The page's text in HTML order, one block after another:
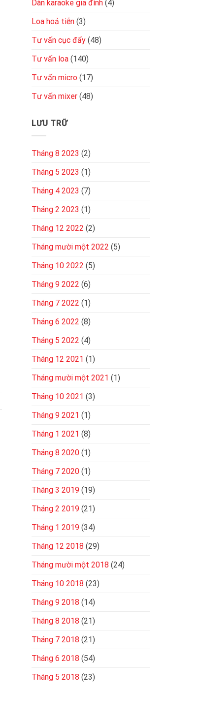
Dàn karaoke gia đình (4)
Loa hoả tiễn (3)
Tư vấn cục đẩy (48)
Tư vấn loa (140)
Tư vấn micro (17)
Tư vấn mixer (48)
LƯU TRỮ
Tháng 8 2023 (2)
Tháng 5 2023 (1)
Tháng 4 2023 (7)
Tháng 2 2023 (1)
Tháng 12 2022 (2)
Tháng mười một 2022 (5)
Tháng 10 2022 (5)
Tháng 9 2022 (6)
Tháng 7 2022 (1)
Tháng 6 2022 (8)
Tháng 5 2022 (4)
Tháng 12 2021 (1)
Tháng mười một 2021 (1)
Tháng 10 2021 (3)
Tháng 9 2021 (1)
Tháng 1 2021 (8)
Tháng 8 2020 (1)
Tháng 7 2020 (1)
Tháng 3 2019 (19)
Tháng 2 2019 (21)
Tháng 1 2019 (34)
Tháng 12 2018 (29)
Tháng mười một 2018 (24)
Tháng 10 2018 (23)
Tháng 9 2018 (14)
Tháng 8 2018 (21)
Tháng 7 2018 (21)
Tháng 6 2018 (54)
Tháng 5 2018 (23)